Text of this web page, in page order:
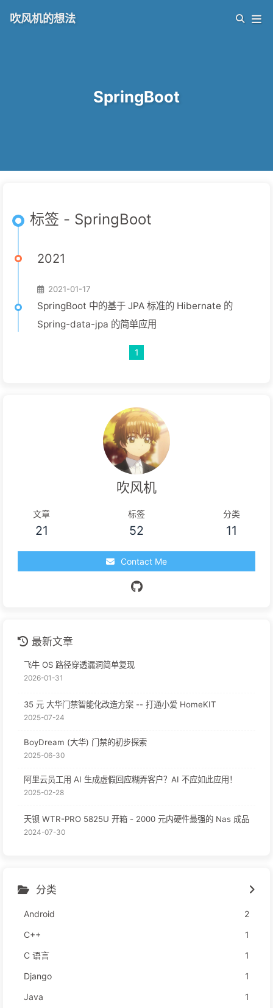
吹风机的想法
SpringBoot
标签 - SpringBoot
2021
2021-01-17
SpringBoot 中的基于 JPA 标准的 Hibernate 的
Spring-data-jpa 的简单应用
1
吹风机
文章
21
标签
52
分类
11
Contact Me
最新文章
飞牛 OS 路径穿透漏洞简单复现
2026-01-31
35 元 大华门禁智能化改造方案 -- 打通小爱 HomeKIT
2025-07-24
BoyDream (大华) 门禁的初步探索
2025-06-30
阿里云员工用 AI 生成虚假回应糊弄客户？AI 不应如此应用！
2025-02-28
天钡 WTR-PRO 5825U 开箱 - 2000 元内硬件最强的 Nas 成品
2024-07-30
分类
Android
2
C++
1
C 语言
1
Django
1
Java
1